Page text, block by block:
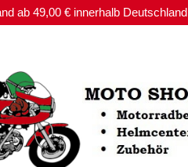
ab 49,00 € innerhalb Deutschland